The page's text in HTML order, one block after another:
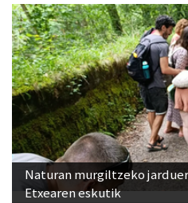
Naturan murgiltzeko
Etxearen eskutik